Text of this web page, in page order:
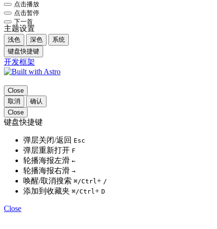
点击播放
点击暂停
下一首
主题设置
浅色 深色
系统
键盘快捷键
开发框架
Close
取消
确认
Close
键盘快捷键
弹层关闭/返回 Esc
弹层重新打开 F
轮播海报左滑 ←
轮播海报右滑 →
唤醒/取消搜索 ⌘/Ctrl+ /
添加到收藏夹 ⌘/Ctrl+ D
Close